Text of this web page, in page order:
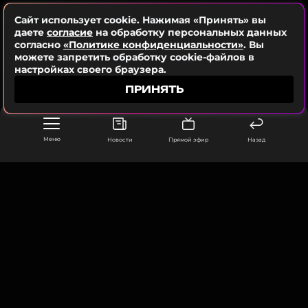
Меню Новости Прямой эфир Назад
Instagram* Ирины Шейк
Поклонники Ирины Шейк отреагировали на пост,
высоко оценив ее подтянутую фигуру и отметив,
что портретные кадры получились «по-
настоящему жаркими».
Сайт использует cookie. Нажимая «Принять» вы
даете согласие на обработку персональных данных
согласно «Политике конфиденциальности». Вы
можете запретить обработку cookie-файлов в
настройках своего браузера.
ПРИНЯТЬ